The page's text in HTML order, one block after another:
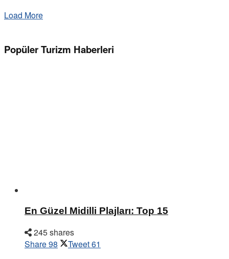
Load More
Popüler Turizm Haberleri
En Güzel Midilli Plajları: Top 15
245 shares
Share98 Tweet61